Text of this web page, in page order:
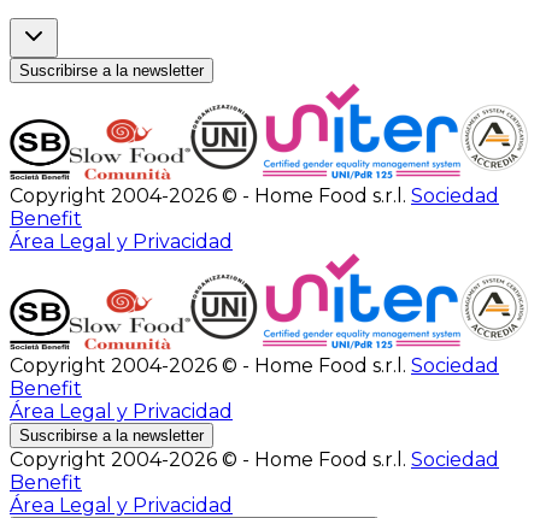
Suscribirse a la newsletter
Copyright 2004-2026 © - Home Food s.r.l. Sociedad
Benefit
Área Legal y Privacidad
Copyright 2004-2026 © - Home Food s.r.l. Sociedad
Benefit
Área Legal y Privacidad
Suscribirse a la newsletter
Copyright 2004-2026 © - Home Food s.r.l. Sociedad
Benefit
Área Legal y Privacidad